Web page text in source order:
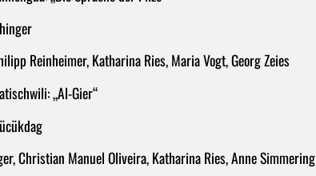
Reinheimer, Katharina Ries, Maria Vogt, Georg Zeies
„Al-Gier“
Christian Manuel Oliveira, Katharina Ries, Anne Simmering